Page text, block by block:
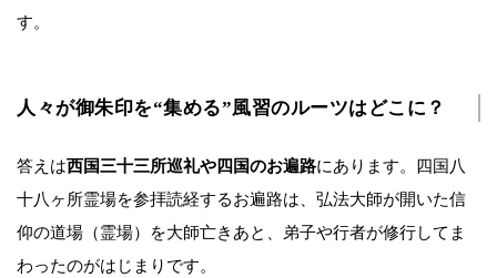
す。
人々が御朱印を“集める”風習のルーツはどこに？
答えは西国三十三所巡礼や四国のお遍路にあります。四国八
十八ヶ所霊場を参拝読経するお遍路は、弘法大師が開いた信
仰の道場（霊場）を大師亡きあと、弟子や行者が修行してま
わったのがはじまりです。